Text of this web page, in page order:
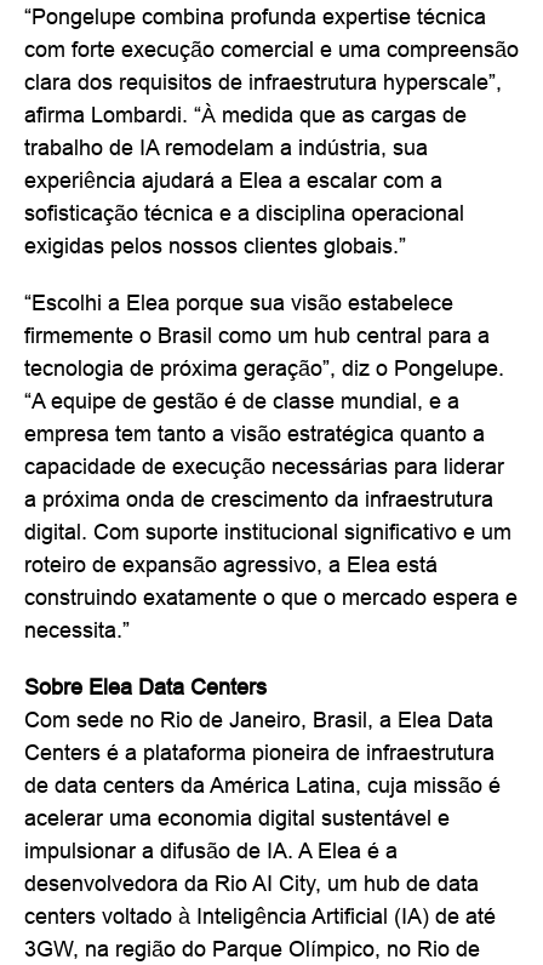
“Pongelupe combina profunda expertise técnica
com forte execução comercial e uma compreensão
clara dos requisitos de infraestrutura hyperscale”,
afirma Lombardi. “À medida que as cargas de
trabalho de IA remodelam a indústria, sua
experiência ajudará a Elea a escalar com a
sofisticação técnica e a disciplina operacional
exigidas pelos nossos clientes globais.”
“Escolhi a Elea porque sua visão estabelece
firmemente o Brasil como um hub central para a
tecnologia de próxima geração”, diz o Pongelupe.
“A equipe de gestão é de classe mundial, e a
empresa tem tanto a visão estratégica quanto a
capacidade de execução necessárias para liderar
a próxima onda de crescimento da infraestrutura
digital. Com suporte institucional significativo e um
roteiro de expansão agressivo, a Elea está
construindo exatamente o que o mercado espera e
necessita.”
Sobre Elea Data Centers
Com sede no Rio de Janeiro, Brasil, a Elea Data
Centers é a plataforma pioneira de infraestrutura
de data centers da América Latina, cuja missão é
acelerar uma economia digital sustentável e
impulsionar a difusão de IA. A Elea é a
desenvolvedora da Rio AI City, um hub de data
centers voltado à Inteligência Artificial (IA) de até
3GW, na região do Parque Olímpico, no Rio de